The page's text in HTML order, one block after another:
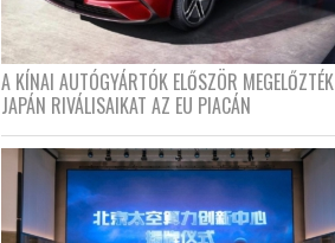
A KÍNAI AUTÓGYÁRTÓK ELŐSZÖR MEGELŐZTÉK
JAPÁN RIVÁLISAIKAT AZ EU PIACÁN